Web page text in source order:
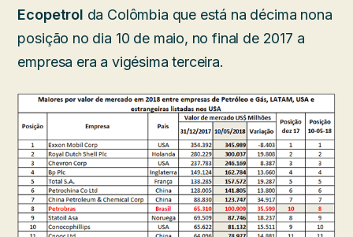
Ecopetrol da Colômbia que está na décima nona
posição no dia 10 de maio, no final de 2017 a
empresa era a vigésima terceira.